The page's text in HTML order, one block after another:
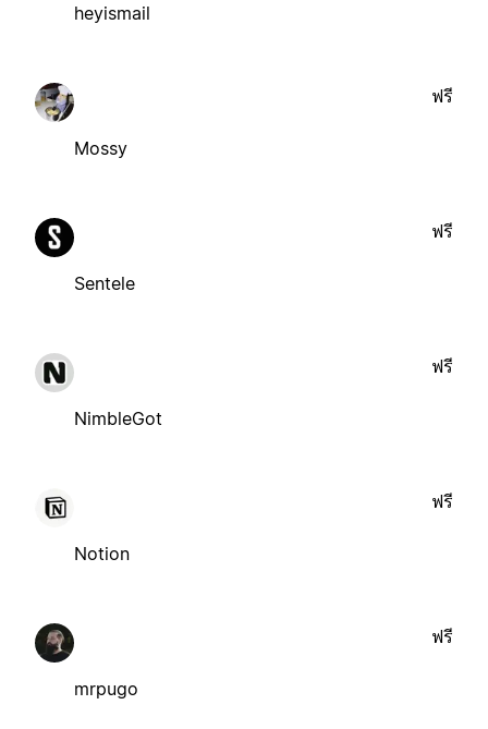
heyismail
Mossy
ฟรี
Sentele
ฟรี
NimbleGot
ฟรี
Notion
ฟรี
mrpugo
ฟรี